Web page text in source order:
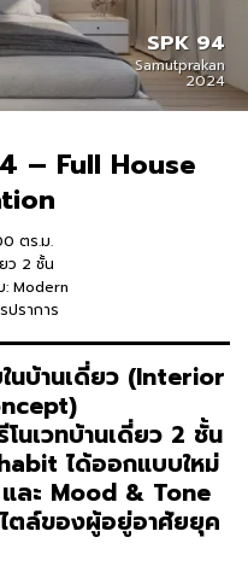
SPK 94
Samutprakan
2024
– Full House
ตร.ม.
ว 2 ชั้น
Modern
ราการ
นบ้านเดี่ยว (Interior
โนเวทบ้านเดี่ยว 2 ชั้น
ได้ออกแบบใหม่
ละ Mood & Tone
ตล์ของผู้อยู่อาศัยยุค